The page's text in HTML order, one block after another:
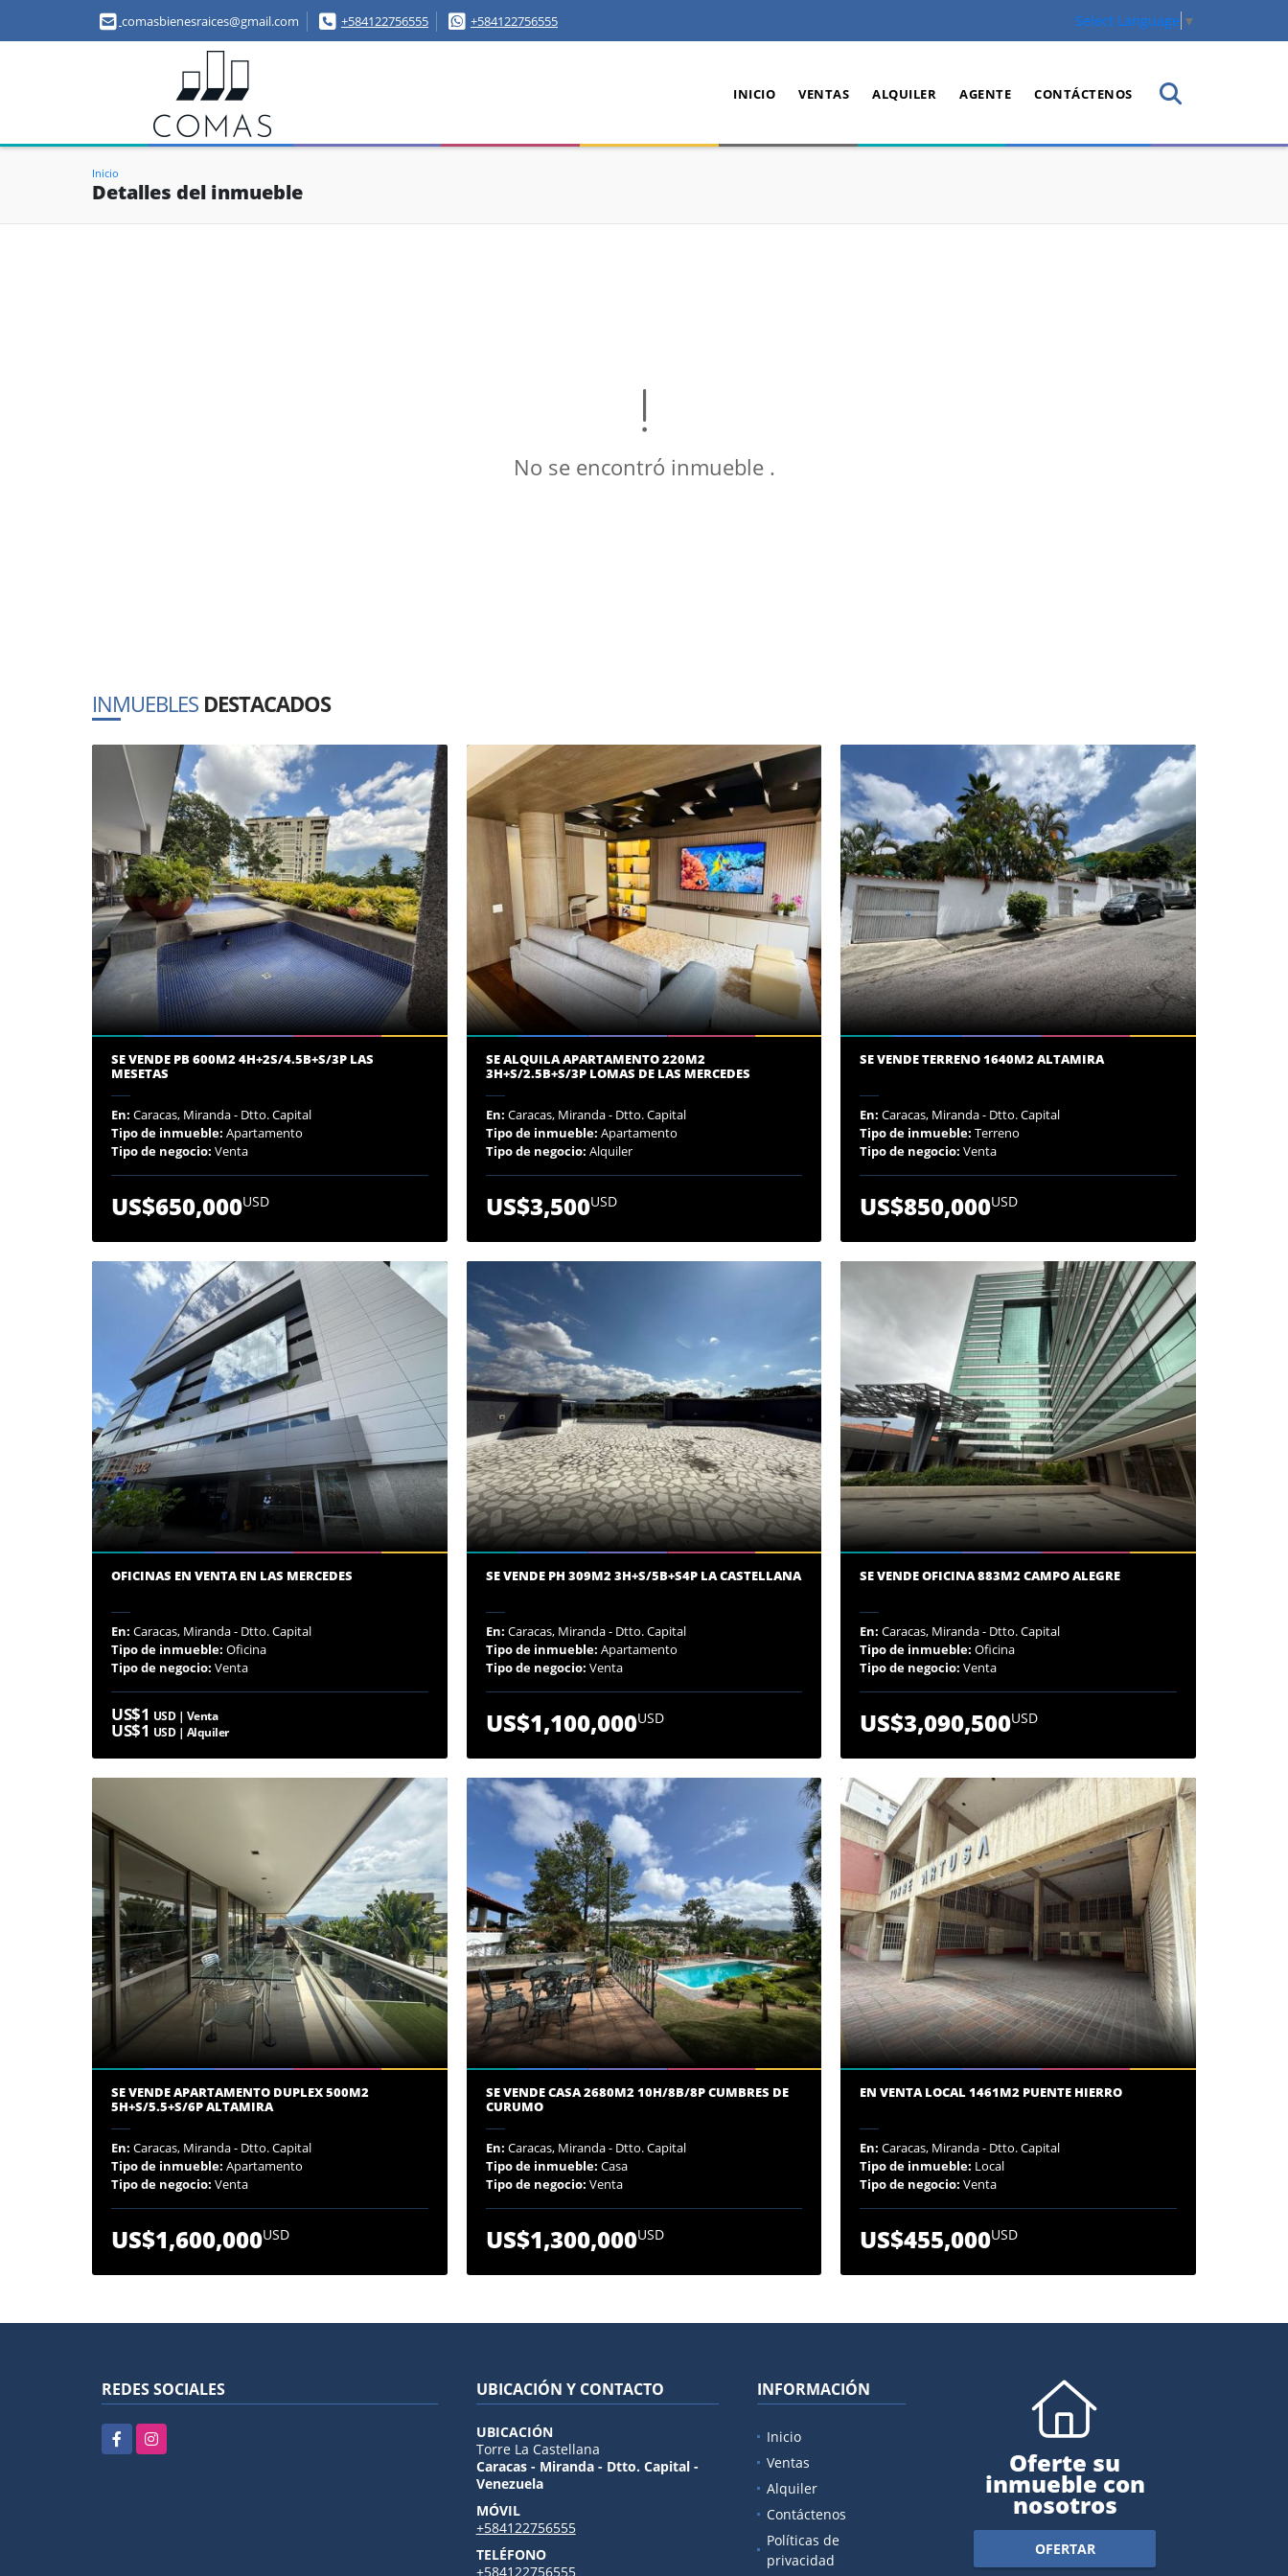
comasbienesraices@gmail.com +584122756555 +584122756555 Select Language ▼
INICIO VENTAS ALQUILER AGENTE CONTÁCTENOS
Inicio
Detalles del inmueble
No se encontró inmueble .
INMUEBLES DESTACADOS
SE VENDE PB 600M2 4H+2S/4.5B+S/3P LAS
MESETAS
En: Caracas, Miranda - Dtto. Capital
Tipo de inmueble: Apartamento
Tipo de negocio: Venta
US$650,000USD
SE ALQUILA APARTAMENTO 220M2
3H+S/2.5B+S/3P LOMAS DE LAS MERCEDES
En: Caracas, Miranda - Dtto. Capital
Tipo de inmueble: Apartamento
Tipo de negocio: Alquiler
US$3,500USD
SE VENDE TERRENO 1640M2 ALTAMIRA
En: Caracas, Miranda - Dtto. Capital
Tipo de inmueble: Terreno
Tipo de negocio: Venta
US$850,000USD
OFICINAS EN VENTA EN LAS MERCEDES
En: Caracas, Miranda - Dtto. Capital
Tipo de inmueble: Oficina
Tipo de negocio: Venta
US$1 USD | Venta
US$1 USD | Alquiler
SE VENDE PH 309M2 3H+S/5B+S4P LA CASTELLANA
En: Caracas, Miranda - Dtto. Capital
Tipo de inmueble: Apartamento
Tipo de negocio: Venta
US$1,100,000USD
SE VENDE OFICINA 883M2 CAMPO ALEGRE
En: Caracas, Miranda - Dtto. Capital
Tipo de inmueble: Oficina
Tipo de negocio: Venta
US$3,090,500USD
SE VENDE APARTAMENTO DUPLEX 500M2
5H+S/5.5+S/6P ALTAMIRA
En: Caracas, Miranda - Dtto. Capital
Tipo de inmueble: Apartamento
Tipo de negocio: Venta
US$1,600,000USD
SE VENDE CASA 2680M2 10H/8B/8P CUMBRES DE
CURUMO
En: Caracas, Miranda - Dtto. Capital
Tipo de inmueble: Casa
Tipo de negocio: Venta
US$1,300,000USD
EN VENTA LOCAL 1461M2 PUENTE HIERRO
En: Caracas, Miranda - Dtto. Capital
Tipo de inmueble: Local
Tipo de negocio: Venta
US$455,000USD
REDES SOCIALES
FacebookInstagram
UBICACIÓN Y CONTACTO
UBICACIÓN
Torre La Castellana
Caracas - Miranda - Dtto. Capital -
Venezuela
MÓVIL
+584122756555
TELÉFONO
+584122756555
INFORMACIÓN
Inicio
Ventas
Alquiler
Contáctenos
Políticas de
privacidad
Oferte su
inmueble con
nosotros
OFERTAR